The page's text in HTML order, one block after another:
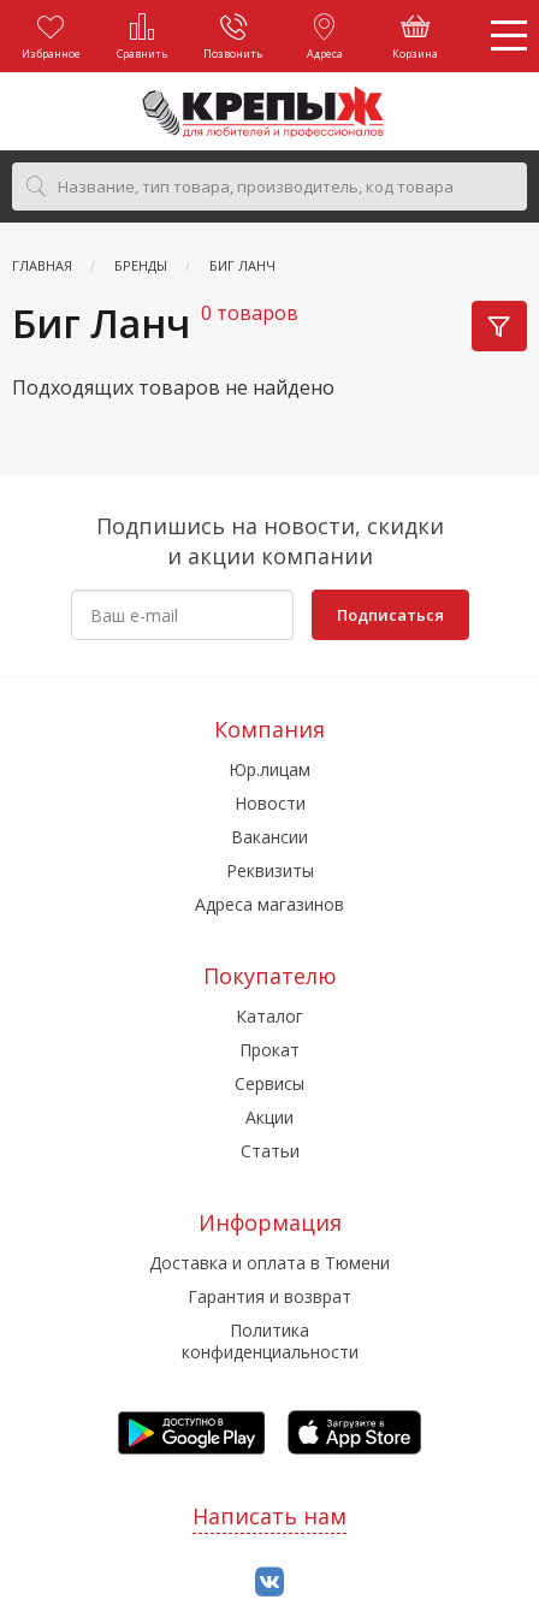
Избранное Сравнить Позвонить Адреса Корзина
ГЛАВНАЯ БРЕНДЫ БИГ ЛАНЧ
Биг Ланч 0 товаров
Подходящих товаров не найдено
Подпишись на новости, скидки
и акции компании
Подписаться
Компания
Юр.лицам
Новости
Вакансии
Реквизиты
Адреса магазинов
Покупателю
Каталог
Прокат
Сервисы
Акции
Статьи
Информация
Доставка и оплата в Тюмени
Гарантия и возврат
Политика
конфиденциальности
Написать нам